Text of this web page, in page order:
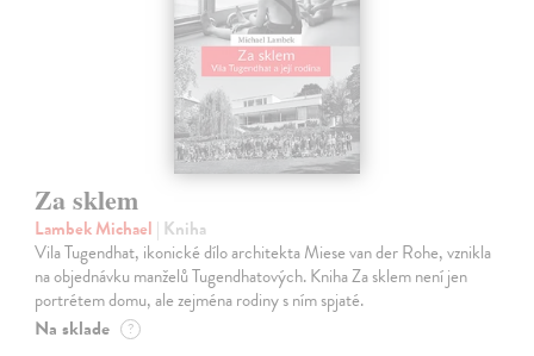
Za sklem
Lambek Michael | Kniha
Vila Tugendhat, ikonické dílo architekta Miese van der Rohe, vznikla
na objednávku manželů Tugendhatových. Kniha Za sklem není jen
portrétem domu, ale zejména rodiny s ním spjaté.
Na sklade ?